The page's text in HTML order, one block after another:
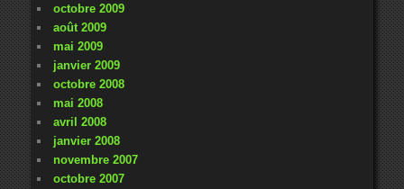
octobre 2009
août 2009
mai 2009
janvier 2009
octobre 2008
mai 2008
avril 2008
janvier 2008
novembre 2007
octobre 2007